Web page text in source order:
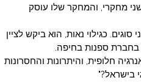
מחקרי, והמחקר שלו עוסק
באוניות מכל מיני סוגים. כגילוי נאות, הוא ביקש לציין
בחברת ספנות בחיפה.
חלופית, והיתרונות והחסרונות
בישראל?"